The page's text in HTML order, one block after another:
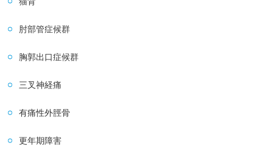
肘部管症候群
胸郭出口症候群
三叉神経痛
有痛性外脛骨
更年期障害